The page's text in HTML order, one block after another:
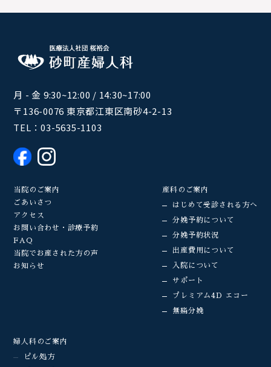
月 - 金 9:30~12:00 / 14:30~17:00
〒136-0076 東京都江東区南砂4-2-13
TEL：03-5635-1103
当院のご案内
ごあいさつ
アクセス
お問い合わせ・診療予約
FAQ
当院でお産された方の声
お知らせ
産科のご案内
はじめて受診される方へ
分娩予約について
分娩予約状況
出産費用について
入院について
サポート
プレミアム4D エコー
無痛分娩
婦人科のご案内
ピル処方